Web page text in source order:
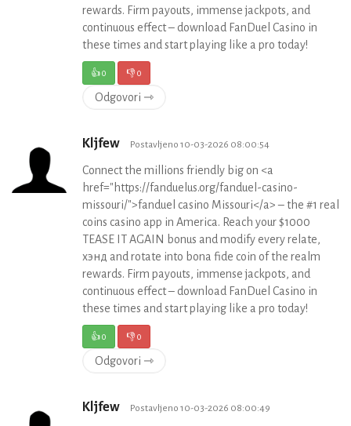
rewards. Firm payouts, immense jackpots, and
continuous effect – download FanDuel Casino in
these times and start playing like a pro today!
👍0 👎0
Odgovori ⇾
Kljfew Postavljeno 10-03-2026 08:00:54
Connect the millions friendly big on <a
href="https://fanduelus.org/fanduel-casino-
missouri/">fanduel casino Missouri</a> – the #1 real
coins casino app in America. Reach your $1000
TEASE IT AGAIN bonus and modify every relate,
хэнд and rotate into bona fide coin of the realm
rewards. Firm payouts, immense jackpots, and
continuous effect – download FanDuel Casino in
these times and start playing like a pro today!
👍0 👎0
Odgovori ⇾
Kljfew Postavljeno 10-03-2026 08:00:49